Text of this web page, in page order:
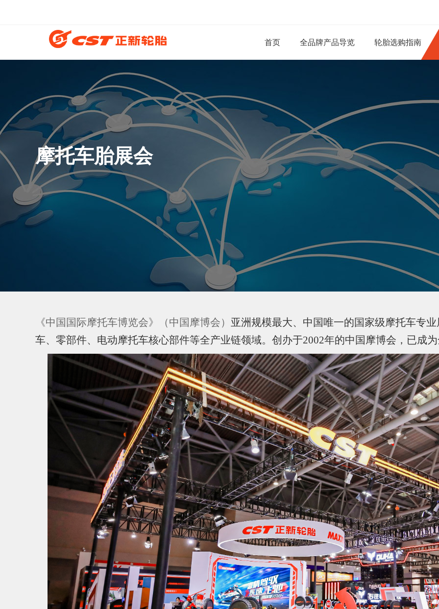
首页 全品牌产品导览 轮胎选购指南
摩托车胎展会
《中国国际摩托车博览会》（中国摩博会） 亚洲规模最大、中国唯一的国家级摩托车专
车、零部件、电动摩托车核心部件等全产业链领域。创办于2002年的中国摩博会，已成